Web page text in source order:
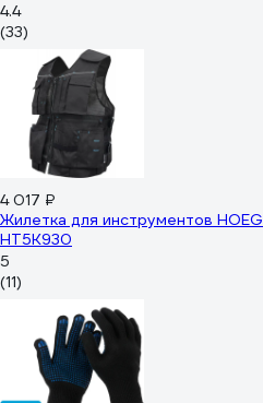
4.4
(33)
4 017 ₽
Жилетка для инструментов
HT5K930
5
(11)